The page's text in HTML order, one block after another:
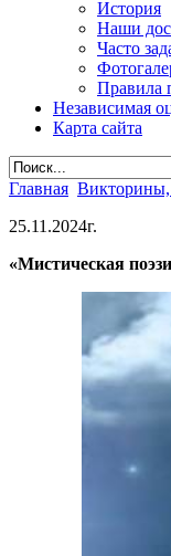
История
Наши
Часто
Правила
Независимая
Карта сайта
Главная
25.11.2024г.
«Мистическая